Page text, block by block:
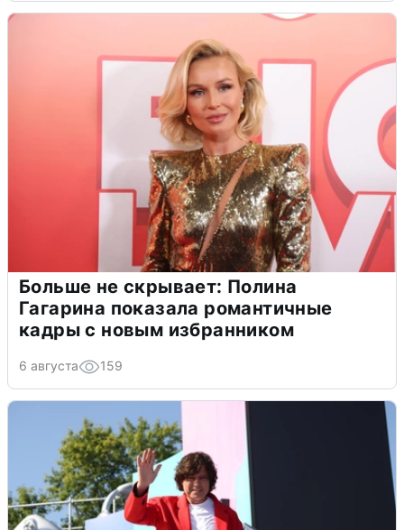
Больше не скрывает: Полина
Гагарина показала романтичные
кадры с новым избранником
6 августа 159